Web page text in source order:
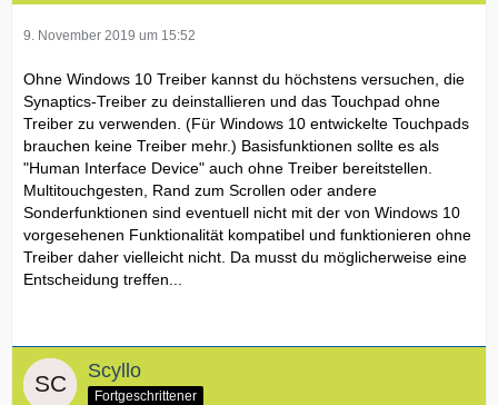
9. November 2019 um 15:52
Ohne Windows 10 Treiber kannst du höchstens versuchen, die
Synaptics-Treiber zu deinstallieren und das Touchpad ohne
Treiber zu verwenden. (Für Windows 10 entwickelte Touchpads
brauchen keine Treiber mehr.) Basisfunktionen sollte es als
"Human Interface Device" auch ohne Treiber bereitstellen.
Multitouchgesten, Rand zum Scrollen oder andere
Sonderfunktionen sind eventuell nicht mit der von Windows 10
vorgesehenen Funktionalität kompatibel und funktionieren ohne
Treiber daher vielleicht nicht. Da musst du möglicherweise eine
Entscheidung treffen...
Scyllo
Fortgeschrittener